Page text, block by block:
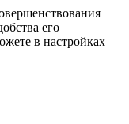
его
в настройках